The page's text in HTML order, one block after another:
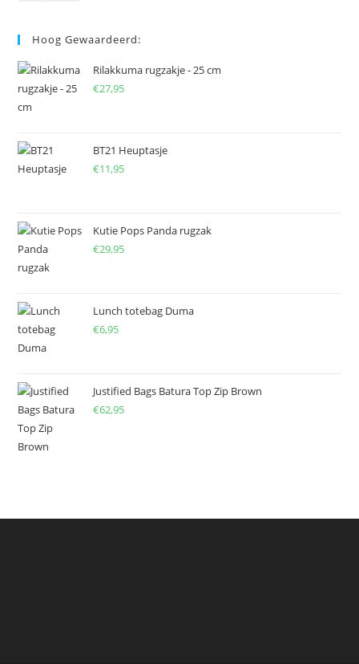
Hoog Gewaardeerd:
Rilakkuma rugzakje - 25 cm
€27,95
BT21 Heuptasje
€11,95
Kutie Pops Panda rugzak
€29,95
Lunch totebag Duma
€6,95
Justified Bags Batura Top Zip Brown
€62,95